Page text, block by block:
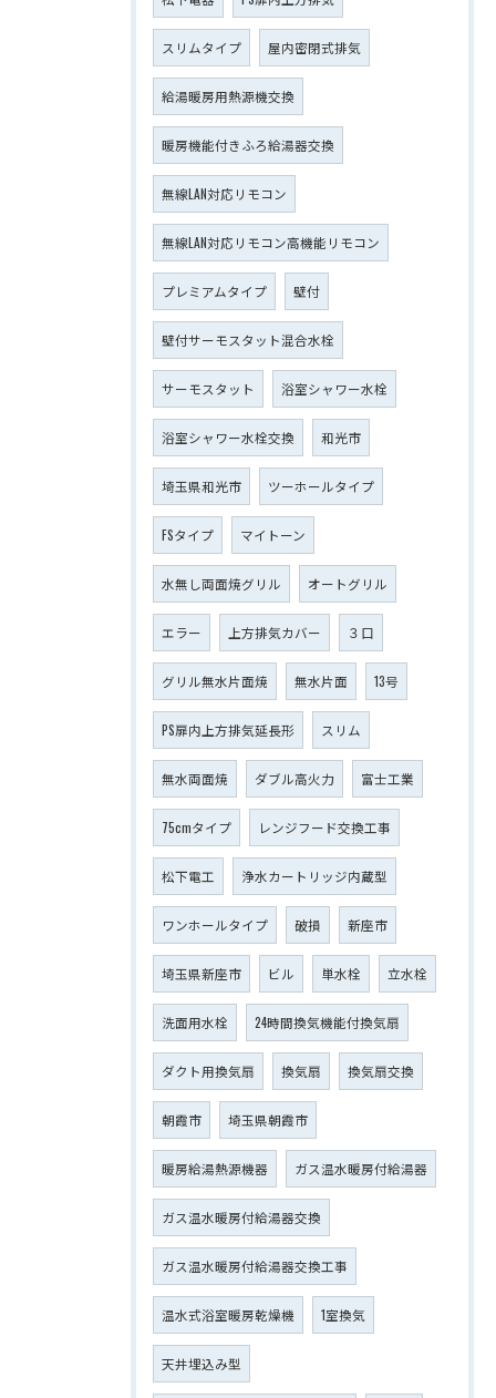
スリムタイプ 屋内密閉式排気
給湯暖房用熱源機交換
暖房機能付きふろ給湯器交換
無線LAN対応リモコン
無線LAN対応リモコン高機能リモコン
プレミアムタイプ 壁付
壁付サーモスタット混合水栓
サーモスタット 浴室シャワー水栓
浴室シャワー水栓交換 和光市
埼玉県和光市 ツーホールタイプ
FSタイプ マイトーン
水無し両面焼グリル オートグリル
エラー 上方排気カバー ３口
グリル無水片面焼 無水片面 13号
PS扉内上方排気延長形 スリム
無水両面焼 ダブル高火力 富士工業
75cmタイプ レンジフード交換工事
松下電工 浄水カートリッジ内蔵型
ワンホールタイプ 破損 新座市
埼玉県新座市 ビル 単水栓 立水栓
洗面用水栓 24時間換気機能付換気扇
ダクト用換気扇 換気扇 換気扇交換
朝霞市 埼玉県朝霞市
暖房給湯熱源機器 ガス温水暖房付給湯器
ガス温水暖房付給湯器交換
ガス温水暖房付給湯器交換工事
温水式浴室暖房乾燥機 1室換気
天井埋込み型